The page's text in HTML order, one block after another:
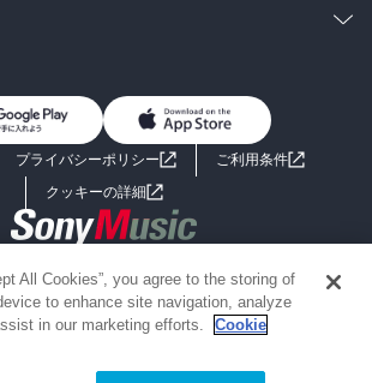
男子向けラノベ
小説
海外小説
SF
お問い合わせ
プライバシーポリシー
ご利用条件
クッキーの詳細
2026 Sony Music Entertainment(Japan) Inc.
site is for the Japan domestic market only
by
All Cookies”, you agree to the storing of
to enhance site navigation, analyze
in our marketing efforts.
Cookie